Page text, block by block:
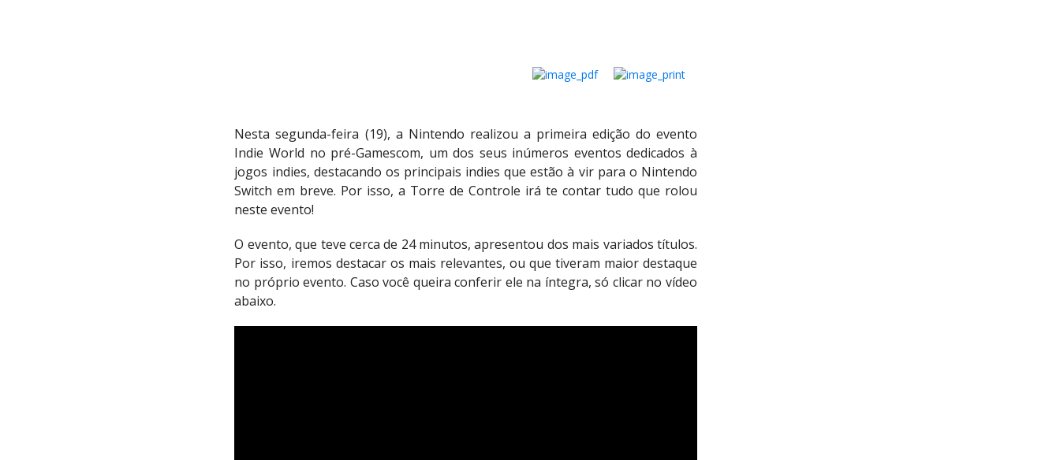
Nesta segunda-feira (19), a Nintendo realizou a primeira edição do evento
Indie World no pré-Gamescom, um dos seus inúmeros eventos dedicados à
jogos indies, destacando os principais indies que estão à vir para o Nintendo
Switch em breve. Por isso, a Torre de Controle irá te contar tudo que rolou
neste evento!
O evento, que teve cerca de 24 minutos, apresentou dos mais variados títulos.
Por isso, iremos destacar os mais relevantes, ou que tiveram maior destaque
no próprio evento. Caso você queira conferir ele na íntegra, só clicar no vídeo
abaixo.